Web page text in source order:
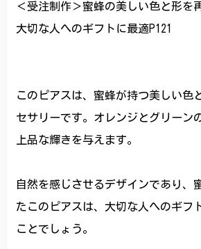
＜受注制作＞蜜蜂の美しい色と形を
大切な人へのギフトに最適P121
このピアスは、蜜蜂が持つ美しい色
セサリーです。オレンジとグリーン
上品な輝きを与えます。
自然を感じさせるデザインであり、
たこのピアスは、大切な人へのギフ
ことでしょう。